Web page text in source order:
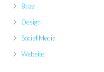
Buzz
Design
Social Media
Website